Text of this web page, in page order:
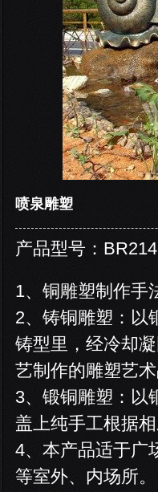
喷泉雕塑
产品型号：BR214
1、铜雕塑制作手
2、铸铜雕塑：以
铸型里，经冷却
艺制作的雕塑艺
3、锻铜雕塑：以
盖上纯手工根据
4、本产品适于广
等室外、内场所。